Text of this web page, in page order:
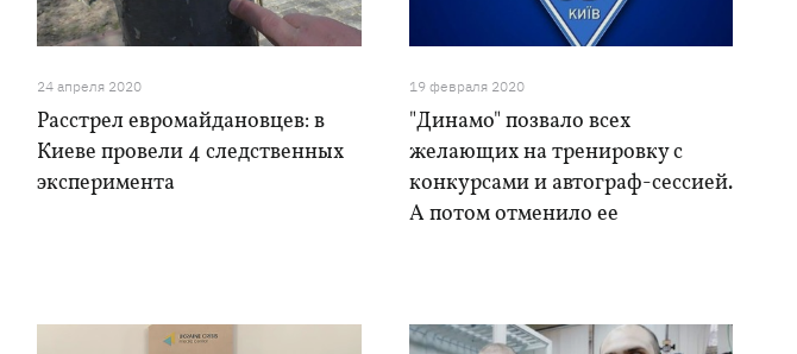
24 апреля 2020
Расстрел евромайдановцев: в
Киеве провели 4 следственных
эксперимента
19 февраля 2020
"Динамо" позвало всех
желающих на тренировку с
конкурсами и автограф-сессией.
А потом отменило ее